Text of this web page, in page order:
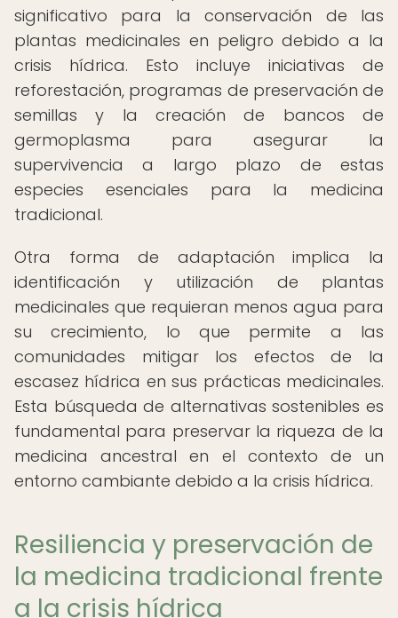
significativo para la conservación de las
plantas medicinales en peligro debido a la
crisis hídrica. Esto incluye iniciativas de
reforestación, programas de preservación de
semillas y la creación de bancos de
germoplasma para asegurar la
supervivencia a largo plazo de estas
especies esenciales para la medicina
tradicional.
Otra forma de adaptación implica la
identificación y utilización de plantas
medicinales que requieran menos agua para
su crecimiento, lo que permite a las
comunidades mitigar los efectos de la
escasez hídrica en sus prácticas medicinales.
Esta búsqueda de alternativas sostenibles es
fundamental para preservar la riqueza de la
medicina ancestral en el contexto de un
entorno cambiante debido a la crisis hídrica.
Resiliencia y preservación de
la medicina tradicional frente
a la crisis hídrica